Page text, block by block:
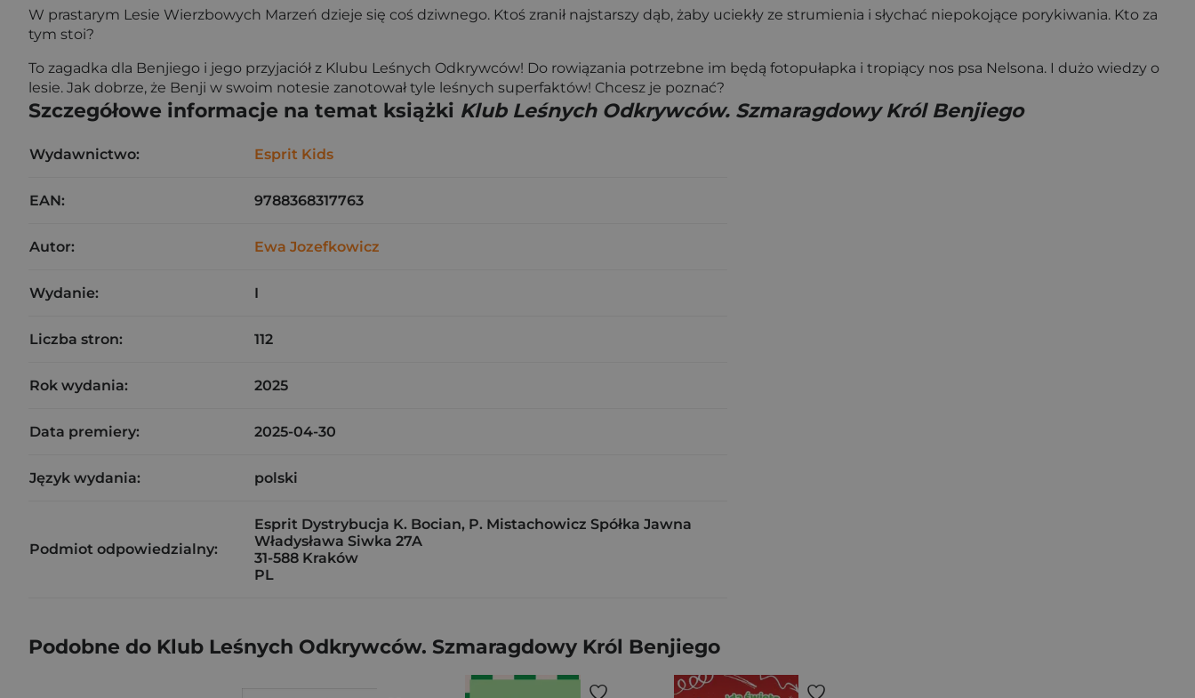
W prastarym Lesie Wierzbowych Marzeń dzieje się coś dziwnego. Ktoś zranił najstarszy dąb, żaby uciekły ze strumienia i słychać niepokojące porykiwania. Kto za
tym stoi?
To zagadka dla Benjiego i jego przyjaciół z Klubu Leśnych Odkrywców! Do rowiązania potrzebne im będą fotopułapka i tropiący nos psa Nelsona. I dużo wiedzy o
lesie. Jak dobrze, że Benji w swoim notesie zanotował tyle leśnych superfaktów! Chcesz je poznać?
Szczegółowe informacje na temat książki Klub Leśnych Odkrywców. Szmaragdowy Król Benjiego
Wydawnictwo: Esprit Kids
EAN: 9788368317763
Autor: Ewa Jozefkowicz
Wydanie: I
Liczba stron: 112
Rok wydania: 2025
Data premiery: 2025-04-30
Język wydania: polski
Podmiot odpowiedzialny:
Esprit Dystrybucja K. Bocian, P. Mistachowicz Spółka Jawna
Władysława Siwka 27A
31-588 Kraków
PL
Podobne do Klub Leśnych Odkrywców. Szmaragdowy Król Benjiego